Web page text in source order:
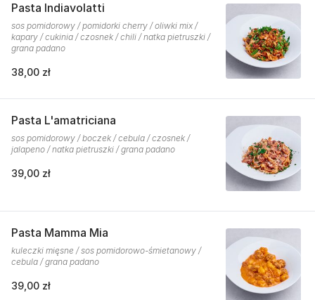
Pasta Indiavolatti
sos pomidorowy / pomidorki cherry / oliwki mix /
kapary / cukinia / czosnek / chili / natka pietruszki /
grana padano
38,00 zł
Pasta L'amatriciana
sos pomidorowy / boczek / cebula / czosnek /
jalapeno / natka pietruszki / grana padano
39,00 zł
Pasta Mamma Mia
kuleczki mięsne / sos pomidorowo-śmietanowy /
cebula / grana padano
39,00 zł